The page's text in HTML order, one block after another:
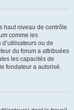
haut niveau de contrôle
comme les
ou de
du forum a attribuées
les capacités de
fondateur a autorisé.